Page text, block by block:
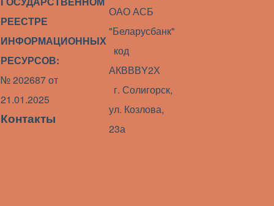
РЕЕСТРЕ
ИНФОРМАЦИОННЫХ
РЕСУРСОВ:
№ 202687 от
21.01.2025
Контакты
ОАО АСБ
"Беларусбанк"
код
АКВВВY2Х
г. Солигорск,
ул. Козлова,
23а